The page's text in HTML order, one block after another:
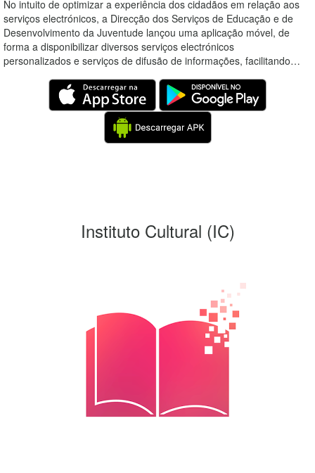
No intuito de optimizar a experiência dos cidadãos em relação aos
serviços electrónicos, a Direcção dos Serviços de Educação e de
Desenvolvimento da Juventude lançou uma aplicação móvel, de
forma a disponibilizar diversos serviços electrónicos
personalizados e serviços de difusão de informações, facilitando…
Instituto Cultural (IC)